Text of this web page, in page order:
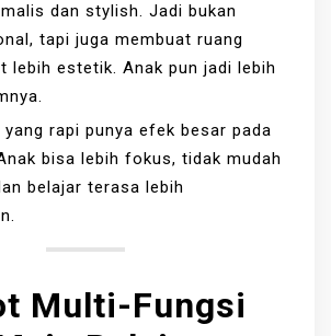
dan stylish. Jadi bukan
tapi juga membuat ruang
lebih estetik. Anak pun jadi lebih
yang rapi punya efek besar pada
bisa lebih fokus, tidak mudah
belajar terasa lebih
Multi-Fungsi